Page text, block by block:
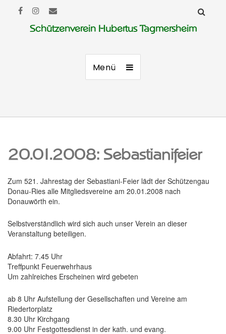
Schützenverein Hubertus Tagmersheim
Menü
20.01.2008: Sebastianifeier
Zum 521. Jahrestag der Sebastiani-Feier lädt der Schützengau
Donau-Ries alle Mitgliedsvereine am 20.01.2008 nach
Donauwörth ein.
Selbstverständlich wird sich auch unser Verein an dieser
Veranstaltung beteiligen.
Abfahrt: 7.45 Uhr
Treffpunkt Feuerwehrhaus
Um zahlreiches Erscheinen wird gebeten
ab 8 Uhr Aufstellung der Gesellschaften und Vereine am
Riedertorplatz
8.30 Uhr Kirchgang
9.00 Uhr Festgottesdienst in der kath. und evang.